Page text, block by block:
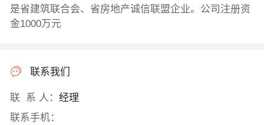
是省建筑联合会、省房地产诚信联盟企业。公司注册资
金1000万元
联系我们
联 系 人： 经理
联系手机：